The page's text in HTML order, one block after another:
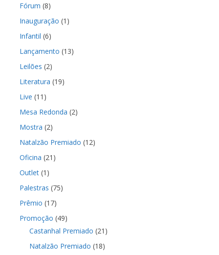
Fórum (8)
Inauguração (1)
Infantil (6)
Lançamento (13)
Leilões (2)
Literatura (19)
Live (11)
Mesa Redonda (2)
Mostra (2)
Natalzão Premiado (12)
Oficina (21)
Outlet(1)
Palestras (75)
Prêmio (17)
Promoção (49)
Castanhal Premiado (21)
Natalzão Premiado (18)